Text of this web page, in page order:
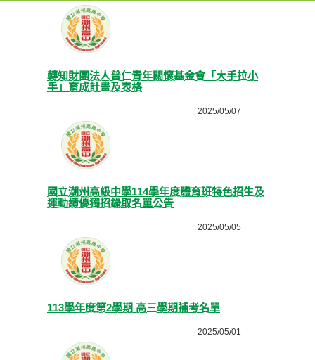
轉知財團法人普仁青年關懷基金會「大手拉小
手」育成計畫及表格
2025/05/07
國立潮州高級中學114學年度體育班特色招生及
運動績優獨招錄取名單公告
2025/05/05
113學年度第2學期 高三學期補考名單
2025/05/01